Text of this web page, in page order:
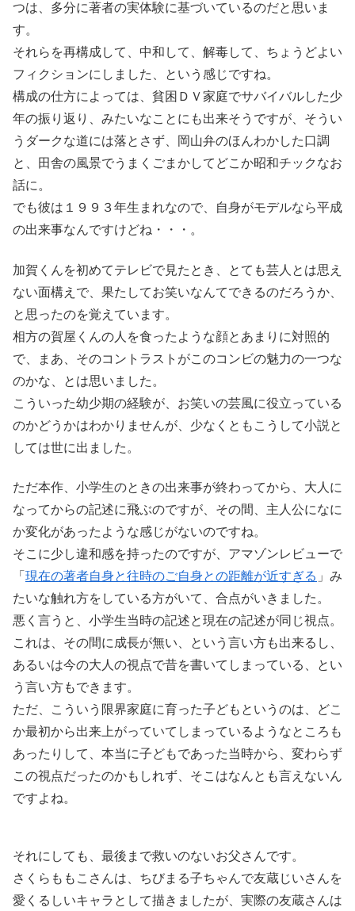
つは、多分に著者の実体験に基づいているのだと思いま
す。
それらを再構成して、中和して、解毒して、ちょうどよい
フィクションにしました、という感じですね。
構成の仕方によっては、貧困ＤＶ家庭でサバイバルした少
年の振り返り、みたいなことにも出来そうですが、そうい
うダークな道には落とさず、岡山弁のほんわかした口調
と、田舎の風景でうまくごまかしてどこか昭和チックなお
話に。
でも彼は１９９３年生まれなので、自身がモデルなら平成
の出来事なんですけどね・・・。
加賀くんを初めてテレビで見たとき、とても芸人とは思え
ない面構えで、果たしてお笑いなんてできるのだろうか、
と思ったのを覚えています。
相方の賀屋くんの人を食ったような顔とあまりに対照的
で、まあ、そのコントラストがこのコンビの魅力の一つな
のかな、とは思いました。
こういった幼少期の経験が、お笑いの芸風に役立っている
のかどうかはわかりませんが、少なくともこうして小説と
しては世に出ました。
ただ本作、小学生のときの出来事が終わってから、大人に
なってからの記述に飛ぶのですが、その間、主人公になに
か変化があったような感じがないのですね。
そこに少し違和感を持ったのですが、アマゾンレビューで
「 現在の著者自身と往時のご自身との距離が近すぎる 」み
たいな触れ方をしている方がいて、合点がいきました。
悪く言うと、小学生当時の記述と現在の記述が同じ視点。
これは、その間に成長が無い、という言い方も出来るし、
あるいは今の大人の視点で昔を書いてしまっている、とい
う言い方もできます。
ただ、こういう限界家庭に育った子どもというのは、どこ
か最初から出来上がっていてしまっているようなところも
あったりして、本当に子どもであった当時から、変わらず
この視点だったのかもしれず、そこはなんとも言えないん
ですよね。
それにしても、最後まで救いのないお父さんです。
さくらももこさんは、ちびまる子ちゃんで友蔵じいさんを
愛くるしいキャラとして描きましたが、実際の友蔵さんは